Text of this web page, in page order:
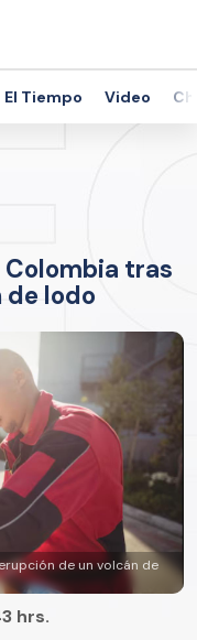
El Tiempo Video
Colombia tras
de lodo
de un volcán de
hrs.